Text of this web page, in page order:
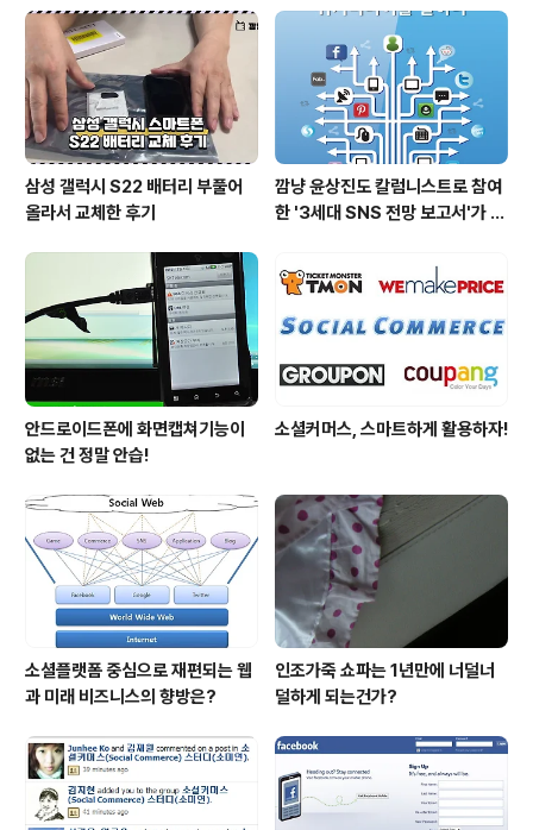
면 상단에 [소셜로그인]이라는 버튼이 보인다. [소셜로그
인] 버튼을 클릭해 보면 페이스북, 트위터, 미투데이, 요즘
중 어느 계정으로 로그인할 것인지를 묻는 페이지가 나온
다. 여기에서 페이스북 로그인 버..
삼성 갤럭시 S22 배터리 부풀어
올라서 교체한 후기
깜냥 윤상진도 칼럼니스트로 참여
한 '3세대 SNS 전망 보고서'가 발
안드로이드폰에 화면캡쳐기능이
없는 건 정말 안습!
소셜커머스, 스마트하게 활용하자!
소셜플랫폼 중심으로 재편되는 웹
과 미래 비즈니스의 향방은?
인조가죽 쇼파는 1년만에 너덜너
덜하게 되는건가?